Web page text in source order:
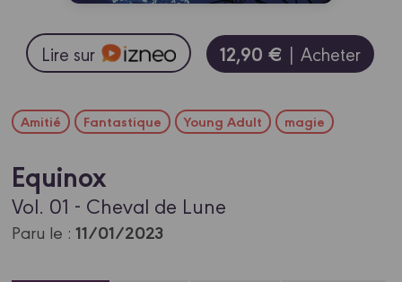
Lire sur 12,90 € | Acheter
Amitié Fantastique Young Adult magie
Equinox
Vol. 01 - Cheval de Lune
Paru le :11/01/2023